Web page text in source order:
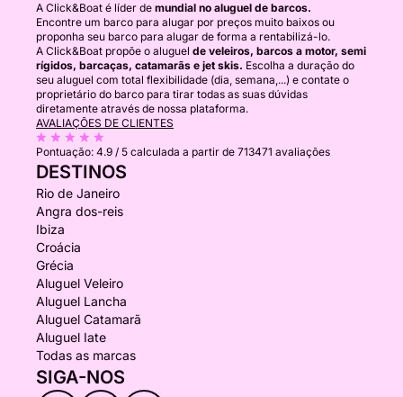
A Click&Boat é líder de mundial no aluguel de barcos.
Encontre um barco para alugar por preços muito baixos ou
proponha seu barco para alugar de forma a rentabilizá-lo.
A Click&Boat propõe o aluguel de veleiros, barcos a motor, semi
rígidos, barcaças, catamarãs e jet skis. Escolha a duração do
seu aluguel com total flexibilidade (dia, semana,...) e contate o
proprietário do barco para tirar todas as suas dúvidas
diretamente através de nossa plataforma.
AVALIAÇÕES DE CLIENTES
Pontuação: 4.9 / 5 calculada a partir de 713471 avaliações
DESTINOS
Rio de Janeiro
Angra dos-reis
Ibiza
Croácia
Grécia
Aluguel Veleiro
Aluguel Lancha
Aluguel Catamarã
Aluguel Iate
Todas as marcas
SIGA-NOS